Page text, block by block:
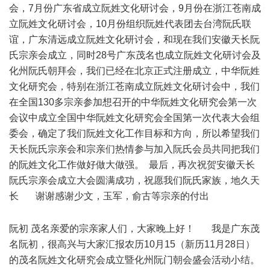
会，7月份广东省成立阮姓文化研讨会，9月份在浙江苍南成
立阮姓文化研讨会，10月份组织阮姓代表团去台湾阮氏联
谊，广东清远成立阮姓文化研讨会，和现在我们安徽天长阮
氏宗亲会成立，同时28号广东茂名也成立阮姓文化研讨会及
化州阮氏朝拜会，我们已经在北京正式注册成立，中华阮姓
文化研究会，特别在浙江苍南成立阮姓文化研讨会中，我们
在全国130多宗亲参加想召开的中华阮姓文化研究会第一次
会议中成立全国中华阮姓文化研究会全国第一次代表大会组
委会，确定了我们阮姓文化工作目标和方向，所以希望我们
天长阮氏宗亲会和宗亲们热情参与加入阮氏会员共同把我们
的阮姓文化工作做好做大做强。 最后，再次祝贺安徽天长
阮氏宗亲会成立大会圆满成功，祝愿我们阮氏家族，地久天
长 谢谢感谢少文，玉军，俞古等宗亲的付出
阮初 茂名亲爱的宗亲家人们，大家晚上好！ 我是广东茂
名阮初，很高兴与大家汇报农历10月15（新历11月28日）
的茂名阮姓文化研究会成立暨化州阮门朝会盛会活动小结。